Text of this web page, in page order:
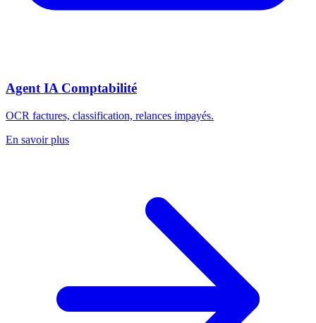
Agent IA Comptabilité
OCR factures, classification, relances impayés.
En savoir plus